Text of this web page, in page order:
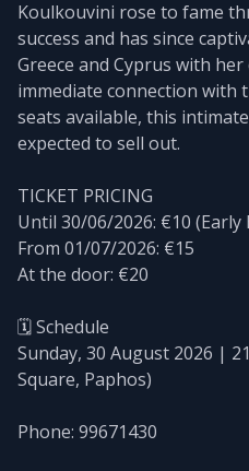
Koulkouvini rose to fame
success and has since
Greece and Cyprus with
immediate connection with
seats available, this
expected to sell out.
TICKET PRICING
Until 30/06/2026: €10 (Early
From 01/07/2026: €15
At the door: €20
🗓️ Schedule
Sunday, 30 August 2026 |
Square, Paphos)
Phone: 99671430